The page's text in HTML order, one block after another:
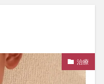
治療